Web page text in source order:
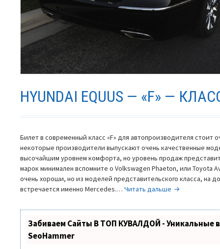
HYUNDAI EQUUS — «F» —
Билет в современный класс «F» для автопроизводителя стоит
некоторые производители выпускают очень качественные
высочайшим уровнем комфорта, но уровень продаж
марок минимален вспомните о Volkswagen Phaeton, или Toyota
очень хороши, но из моделей представительского класса, на
встречается именно Mercedes.…Читать дальше Hyundai
—
Забиваем Сайты В ТОП КУВАЛДОЙ - Уникальные
SeoHammer